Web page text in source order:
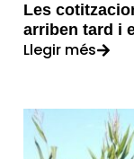
Les
arriben tard i
Llegir més